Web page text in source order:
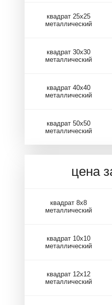
квадрат 25х25
металлический
квадрат 30х30
металлический
квадрат 40х40
металлический
квадрат 50х50
металлический
цена
квадрат 8х8
металлический
квадрат 10х10
металлический
квадрат 12х12
металлический